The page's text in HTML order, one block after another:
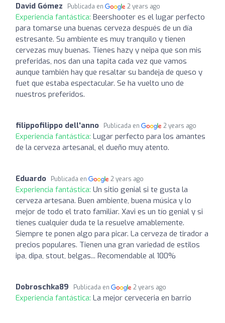
David Gómez Publicada en 2 years ago
Experiencia fantástica: Beershooter es el lugar perfecto
para tomarse una buenas cerveza después de un día
estresante. Su ambiente es muy tranquilo y tienen
cervezas muy buenas. Tienes hazy y neipa que son mis
preferidas, nos dan una tapita cada vez que vamos
aunque también hay que resaltar su bandeja de queso y
fuet que estaba espectacular. Se ha vuelto uno de
nuestros preferidos.
filippofilippo dell'anno Publicada en 2 years ago
Experiencia fantástica: Lugar perfecto para los amantes
de la cerveza artesanal, el dueño muy atento.
Eduardo Publicada en 2 years ago
Experiencia fantástica: Un sitio genial si te gusta la
cerveza artesana. Buen ambiente, buena música y lo
mejor de todo el trato familiar. Xavi es un tío genial y si
tienes cualquier duda te la resuelve amablemente.
Siempre te ponen algo para picar. La cerveza de tirador a
precios populares. Tienen una gran variedad de estilos
ipa, dipa, stout, belgas... Recomendable al 100%
Dobroschka89 Publicada en 2 years ago
Experiencia fantástica: La mejor cerveceria en barrio